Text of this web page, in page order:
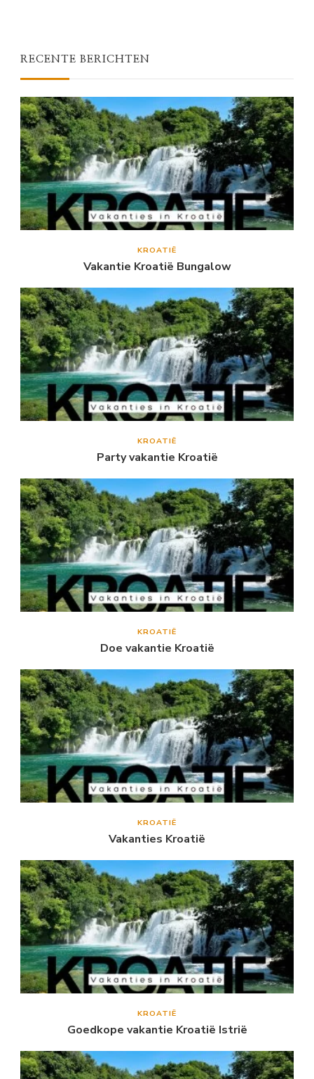
RECENTE BERICHTEN
KROATIË
Vakantie Kroatië Bungalow
KROATIË
Party vakantie Kroatië
KROATIË
Doe vakantie Kroatië
KROATIË
Vakanties Kroatië
KROATIË
Goedkope vakantie Kroatië Istrië